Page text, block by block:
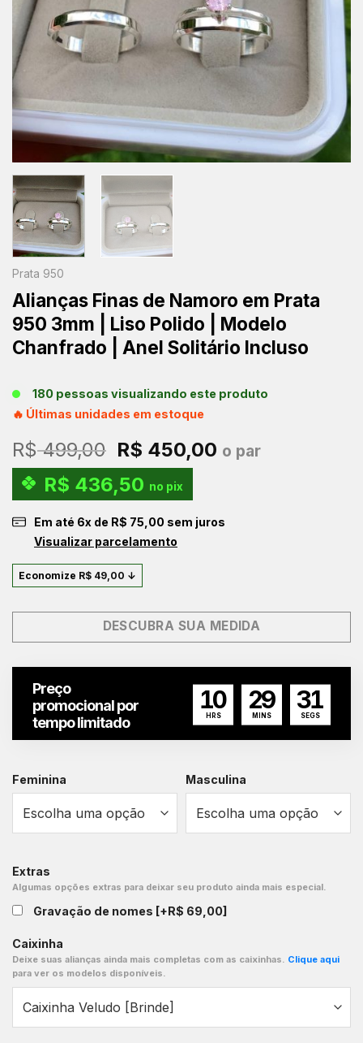
Prata 950
Alianças Finas de Namoro em Prata
950 3mm | Liso Polido | Modelo
Chanfrado | Anel Solitário Incluso
180 pessoas visualizando este produto
🔥 Últimas unidades em estoque
R$499,00 O
preço
original
era:
R$ 499,00.
R$ 450,00 O
R$ 450,00.
o par
R$ 436,50 no pix
Em até 6x de R$ 75,00 sem juros
Visualizar parcelamento
Economize R$ 49,00 ↓
DESCUBRA SUA MEDIDA
Preço
promocional por
tempo limitado
10
HRS
29
MINS
30
SEGS
Feminina Masculina
Extras
Algumas opções extras para deixar seu produto ainda mais especial.
Gravação de nomes [+R$ 69,00]
Caixinha
Deixe suas alianças ainda mais completas com as caixinhas. Clique aqui
para ver os modelos disponíveis.